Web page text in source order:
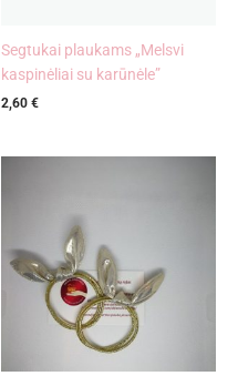
Segtukai plaukams „Melsvi
kaspinėliai su karūnėle”
2,60 €